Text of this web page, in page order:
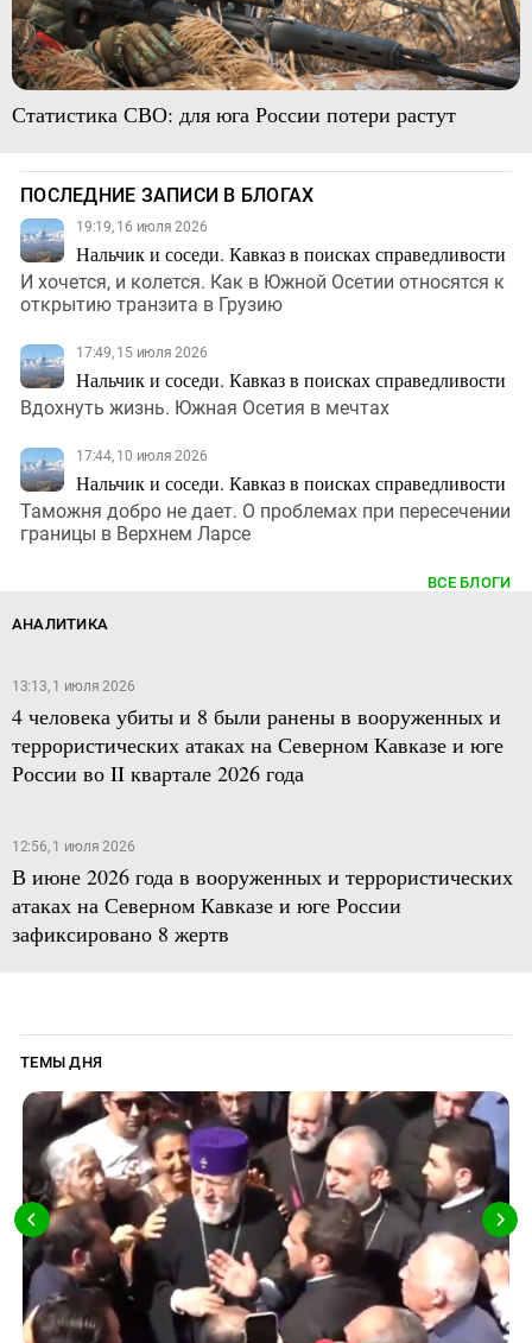
Статистика СВО: для юга России потери растут
ПОСЛЕДНИЕ ЗАПИСИ В БЛОГАХ
19:19, 16 июля 2026
Нальчик и соседи. Кавказ в поисках справедливости
И хочется, и колется. Как в Южной Осетии относятся к
открытию транзита в Грузию
17:49, 15 июля 2026
Нальчик и соседи. Кавказ в поисках справедливости
Вдохнуть жизнь. Южная Осетия в мечтах
17:44, 10 июля 2026
Нальчик и соседи. Кавказ в поисках справедливости
Таможня добро не дает. О проблемах при пересечении
границы в Верхнем Ларсе
ВСЕ БЛОГИ
АНАЛИТИКА
13:13, 1 июля 2026
4 человека убиты и 8 были ранены в вооруженных и
террористических атаках на Северном Кавказе и юге
России во II квартале 2026 года
12:56, 1 июля 2026
В июне 2026 года в вооруженных и террористических
атаках на Северном Кавказе и юге России
зафиксировано 8 жертв
ТЕМЫ ДНЯ